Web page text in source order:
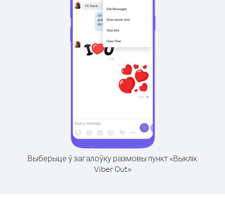
Выберыце ў загалоўку размовы пункт «Выклік
Viber Out»